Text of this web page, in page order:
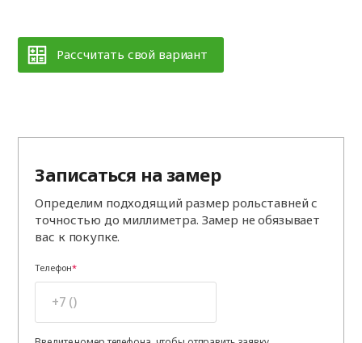
Рассчитать свой вариант
Записаться на замер
Определим подходящий размер рольставней с
точностью до миллиметра. Замер не обязывает
вас к покупке.
Телефон